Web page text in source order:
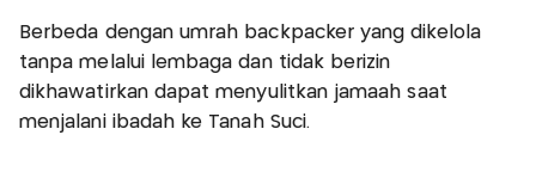
Berbeda dengan umrah backpacker yang dikelola
tanpa melalui lembaga dan tidak berizin
dikhawatirkan dapat menyulitkan jamaah saat
menjalani ibadah ke Tanah Suci.